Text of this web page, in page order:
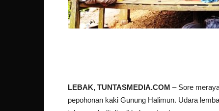
LEBAK, TUNTASMEDIA.COM – Sore
pepohonan kaki Gunung Halimun. Udara